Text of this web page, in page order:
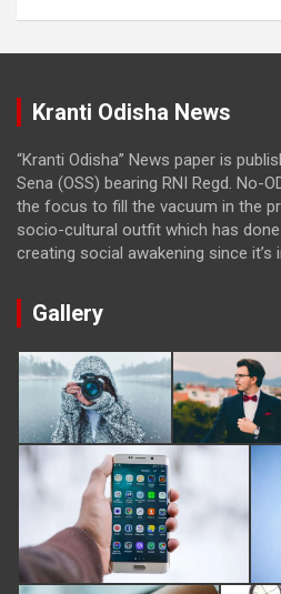
Kranti Odisha News
“Kranti Odisha” News paper is
Sena (OSS) bearing RNI Regd. No-
the focus to fill the vacuum in the
socio-cultural outfit which has
creating social awakening since it’s
Gallery